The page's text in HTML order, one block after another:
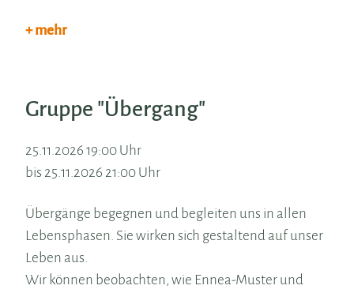
+ mehr
Gruppe "Übergang"
25.11.2026 19:00 Uhr
bis 25.11.2026 21:00 Uhr
Übergänge begegnen und begleiten uns in allen
Lebensphasen. Sie wirken sich gestaltend auf unser
Leben aus.
Wir können beobachten, wie Ennea-Muster und